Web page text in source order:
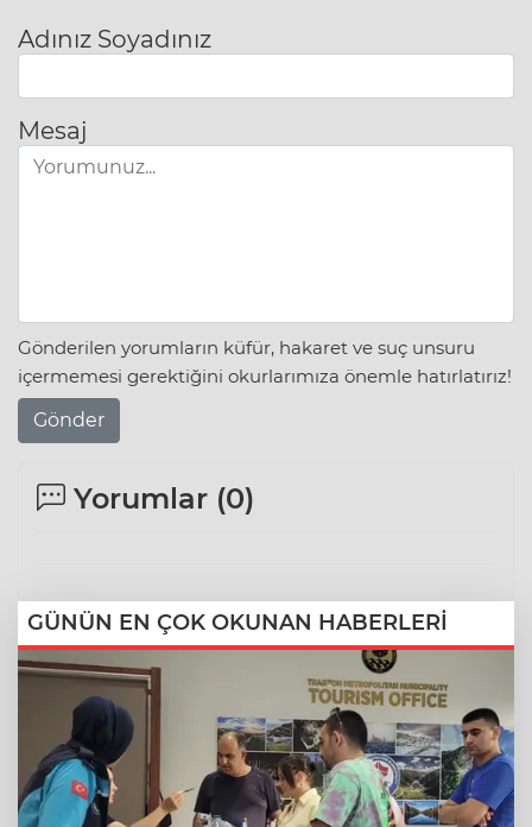
Adınız Soyadınız
Mesaj
Gönderilen yorumların küfür, hakaret ve suç unsuru
içermemesi gerektiğini okurlarımıza önemle hatırlatırız!
Gönder
Yorumlar (0)
GÜNÜN EN ÇOK OKUNAN HABERLERİ